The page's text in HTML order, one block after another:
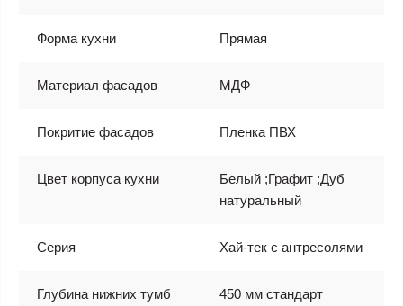
Форма кухни Прямая
Материал фасадов МДФ
Покритие фасадов Пленка ПВХ
Цвет корпуса кухни
Белый ;Графит ;Дуб
натуральный
Серия Хай-тек с антресолями
Глубина нижних тумб 450 мм стандарт